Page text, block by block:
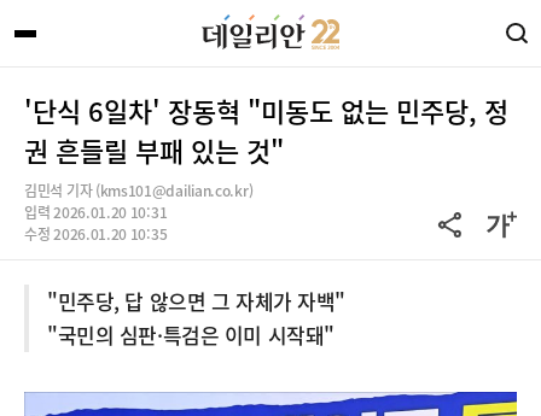
'단식 6일차' 장동혁 "미동도 없는 민주당, 정
권 흔들릴 부패 있는 것"
김민석 기자 (kms101@dailian.co.kr)
입력 2026.01.20 10:31
수정 2026.01.20 10:35
"민주당, 답 않으면 그 자체가 자백"
"국민의 심판·특검은 이미 시작돼"